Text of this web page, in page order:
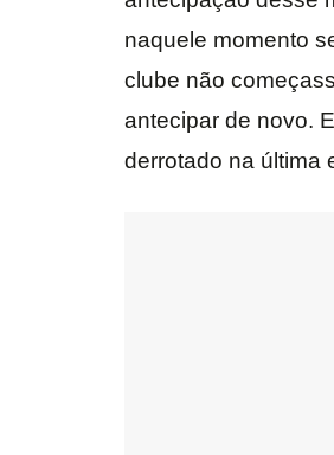
naquele momento
clube não
antecipar de novo.
derrotado na última